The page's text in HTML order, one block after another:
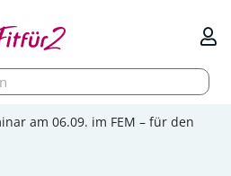
am 06.09. im FEM – für den